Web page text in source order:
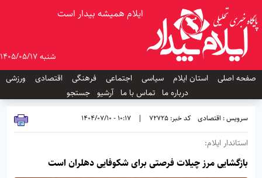
ایلام همیشه بیدار است
شنبه 1405/05/17
صفحه اصلی
استان ایلام سیاسی اجتماعی فرهنگی اقتصادی
ورزشی
درباره ما تماس با ما آرشیو جستجو
سرویس : اقتصادی کد خبر: 72725 |
10:17 - 1404/07/10
استاندار ایلام:
بازگشایی مرز چیلات فرصتی برای شکوفایی دهلران است